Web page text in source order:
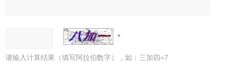
请输入计算结果（填写阿拉伯数字），如：三加四=7